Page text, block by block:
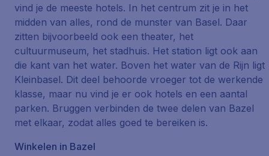
vind je de meeste hotels. In het centrum zit je in het
midden van alles, rond de munster van Basel. Daar
zitten bijvoorbeeld ook een theater, het
cultuurmuseum, het stadhuis. Het station ligt ook aan
die kant van het water. Boven het water van de Rijn ligt
Kleinbasel. Dit deel behoorde vroeger tot de werkende
klasse, maar nu vind je er ook hotels en een aantal
parken. Bruggen verbinden de twee delen van Bazel
met elkaar, zodat alles goed te bereiken is.
Winkelen in Bazel